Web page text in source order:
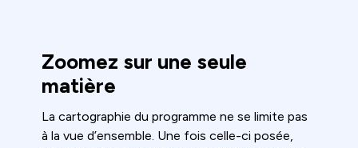
Zoomez sur une seule
matière
La cartographie du programme ne se limite pas
à la vue d’ensemble. Une fois celle-ci posée,